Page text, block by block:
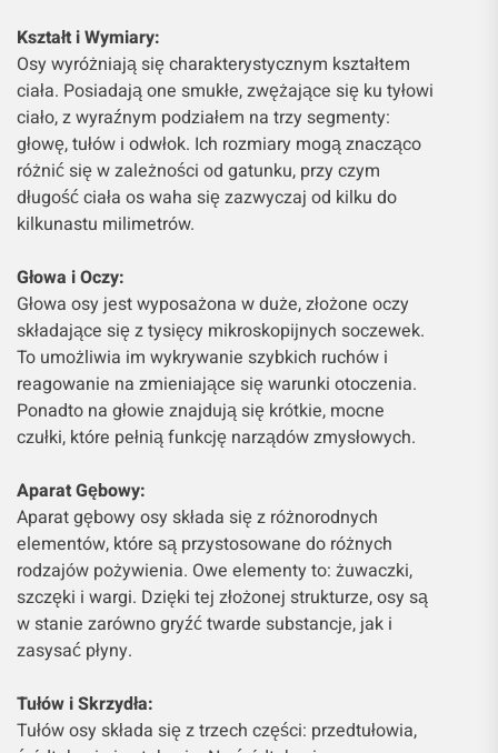
Kształt i Wymiary:
Osy wyróżniają się charakterystycznym kształtem
ciała. Posiadają one smukłe, zwężające się ku tyłowi
ciało, z wyraźnym podziałem na trzy segmenty:
głowę, tułów i odwłok. Ich rozmiary mogą znacząco
różnić się w zależności od gatunku, przy czym
długość ciała os waha się zazwyczaj od kilku do
kilkunastu milimetrów.
Głowa i Oczy:
Głowa osy jest wyposażona w duże, złożone oczy
składające się z tysięcy mikroskopijnych soczewek.
To umożliwia im wykrywanie szybkich ruchów i
reagowanie na zmieniające się warunki otoczenia.
Ponadto na głowie znajdują się krótkie, mocne
czułki, które pełnią funkcję narządów zmysłowych.
Aparat Gębowy:
Aparat gębowy osy składa się z różnorodnych
elementów, które są przystosowane do różnych
rodzajów pożywienia. Owe elementy to: żuwaczki,
szczęki i wargi. Dzięki tej złożonej strukturze, osy są
w stanie zarówno gryźć twarde substancje, jak i
zasysać płyny.
Tułów i Skrzydła:
Tułów osy składa się z trzech części: przedtułowia,